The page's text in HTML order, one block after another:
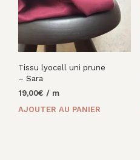
Tissu lyocell uni prune
– Sara
19,00€ / m
AJOUTER AU PANIER